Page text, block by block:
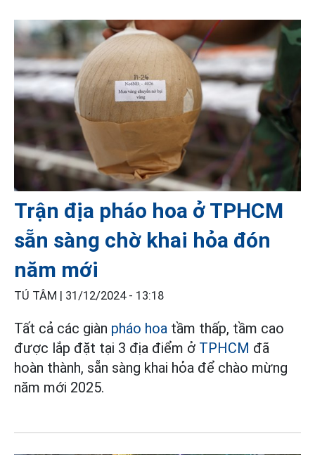
Trận địa pháo hoa ở TPHCM
sẵn sàng chờ khai hỏa đón
năm mới
TÚ TÂM | 31/12/2024 - 13:18
Tất cả các giàn pháo hoa tầm thấp, tầm cao
được lắp đặt tại 3 địa điểm ở TPHCM đã
hoàn thành, sẵn sàng khai hỏa để chào mừng
năm mới 2025.